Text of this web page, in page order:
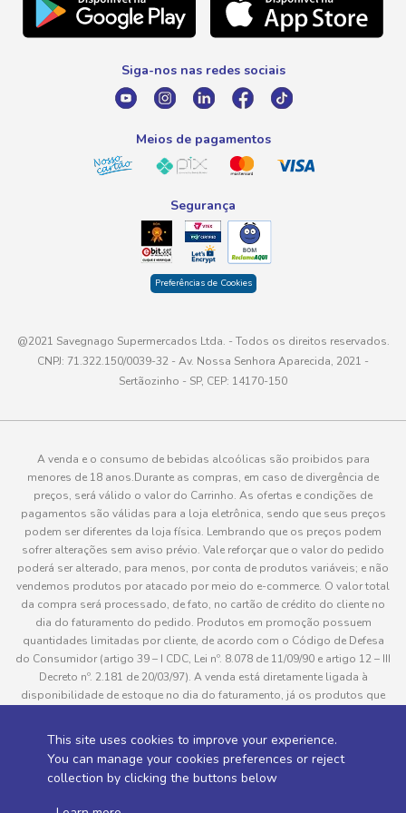
This site uses cookies to improve your experience.
You can manage your cookies preferences or reject
collection by clicking the buttons below
Promoção Fim de Ano
Telefone
0800 016 6680
atendimento@savegnago.com.br
Siga-nos nas redes sociais
Meios de pagamentos
Segurança
Preferências de Cookies
@2021 Savegnago Supermercados Ltda. - Todos os direitos reservados.
CNPJ: 71.322.150/0039-32 - Av. Nossa Senhora Aparecida, 2021 -
Sertãozinho - SP, CEP: 14170-150
A venda e o consumo de bebidas alcoólicas são proibidos para
menores de 18 anos.Durante as compras, em caso de divergência de
preços, será válido o valor do Carrinho. As ofertas e condições de
pagamentos são válidas para a loja eletrônica, sendo que seus preços
podem ser diferentes da loja física. Lembrando que os preços podem
sofrer alterações sem aviso prévio. Vale reforçar que o valor do pedido
poderá ser alterado, para menos, por conta de produtos variáveis; e não
vendemos produtos por atacado por meio do e-commerce. O valor total
da compra será processado, de fato, no cartão de crédito do cliente no
dia do faturamento do pedido. Produtos em promoção possuem
quantidades limitadas por cliente, de acordo com o Código de Defesa
do Consumidor (artigo 39 – I CDC, Lei nº. 8.078 de 11/09/90 e artigo 12 – III
Decreto nº. 2.181 de 20/03/97). A venda está diretamente ligada à
disponibilidade de estoque no dia do faturamento, já os produtos que
pedido do cliente, este não será entregue e o valor do item não será
cobrado. As fotos dos produtos no site são ilustrativas, podendo haver
divergência com o produto real e todos os pedidos estão sujeitos à